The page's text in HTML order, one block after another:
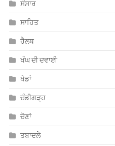
ਸਾਹਿਤ
ਹੈਲਥ
ਖੰਘ ਦੀ ਦਵਾਈ
ਖੇਡਾਂ
ਚੰਡੀਗੜ੍ਹ
ਚੋਣਾਂ
ਤਬਾਦਲੇ
ਨੈਸ਼ਨਲ